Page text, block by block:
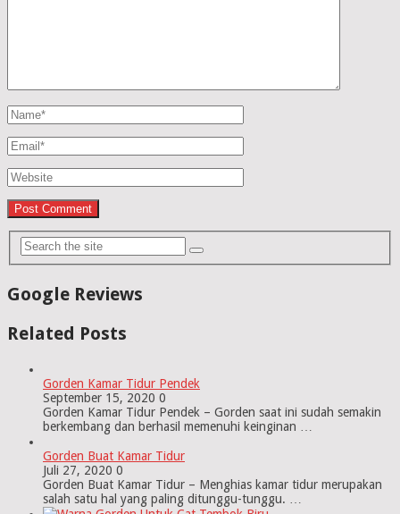
Google Reviews
Related Posts
Gorden Kamar Tidur Pendek
September 15, 2020 0
Gorden Kamar Tidur Pendek – Gorden saat ini sudah semakin
berkembang dan berhasil memenuhi keinginan …
Gorden Buat Kamar Tidur
Juli 27, 2020 0
Gorden Buat Kamar Tidur – Menghias kamar tidur merupakan
salah satu hal yang paling ditunggu-tunggu. …